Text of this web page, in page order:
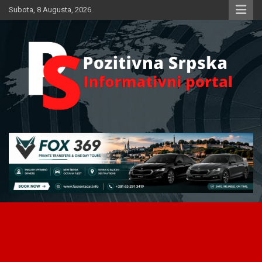
Skip
to
Subota, 8 Augusta, 2026
Pozitivna Srpska